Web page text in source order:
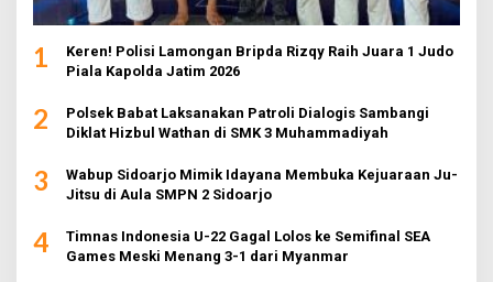
1
Keren! Polisi Lamongan Bripda Rizqy Raih Juara 1 Judo
Piala Kapolda Jatim 2026
2
Polsek Babat Laksanakan Patroli Dialogis Sambangi
Diklat Hizbul Wathan di SMK 3 Muhammadiyah
3
Wabup Sidoarjo Mimik Idayana Membuka Kejuaraan Ju-
Jitsu di Aula SMPN 2 Sidoarjo
4
Timnas Indonesia U-22 Gagal Lolos ke Semifinal SEA
Games Meski Menang 3-1 dari Myanmar